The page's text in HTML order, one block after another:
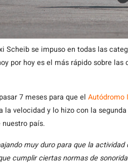
Scheib se impuso en todas las
por hoy es el más rápido sobre las
7 meses para que el Autódromo
la velocidad y lo hizo con la
país.
muy duro para que la
cumplir ciertas normas de